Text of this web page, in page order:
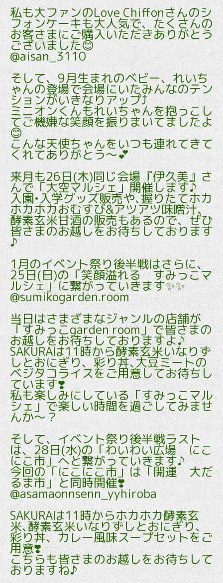
私も大ファンのLove Chiffonさんのシ
フォンケーキも大人気で、たくさんの
お客さまにご購入いただきありがとう
ございました😊
@aisan_3110
そして、9月生まれのベビー、れいち
ゃんの登場で会場にいたみんなのテン
ションがいきなりアップ⤴️
ミニオンくんもれいちゃんを抱っこし
てご機嫌な笑顔を振りまいてましたよ
😊
こんな天使ちゃんをいつも連れてきて
くれてありがとう～💕
来月も26日(木)同じ会場『伊久美』さ
んで「大空マルシェ」開催します♪
入園•入学グッズ販売や､握りたてホカ
ホカホカおむすび&アツアツ味噌汁、
酵素玄米甘酒の販売もあるので、ぜひ
皆さまのお越しをお待ちしております
♪
1月のイベント祭り後半戦はさらに、
25日(日)の「笑顔溢れる すみっこマ
ルシェ」に繋がっていきます✨✨
@sumikogarden.room
当日はさまざまなジャンルの店舗が
「すみっこgarden room」で皆さまの
お越しをお待ちしておりますよ♪
SAKURAは11時から酵素玄米いなりず
しとおにぎり、彩り丼､大豆ミートの
ベジタコライスをご用意してお待ちし
ています❣️
私も楽しみにしている「すみっこマル
シェ」で楽しい時間を過ごしてみませ
んか～？
そして、イベント祭り後半戦ラスト
は、28日(水)の「わいわい広場 にこ
にこ市」へと繋がっていきます♪
今回の「にこにこ市」は「開運 大だ
るま市」と同時開催❣️
@asamaonnsenn_yyhiroba
SAKURAは11時からホカホカ酵素玄
米､酵素玄米いなりずしとおにぎり、
彩り丼、カレー風味スープセットをご
用意❣️
こちらも皆さまのお越しをお待ちして
おりますね♪